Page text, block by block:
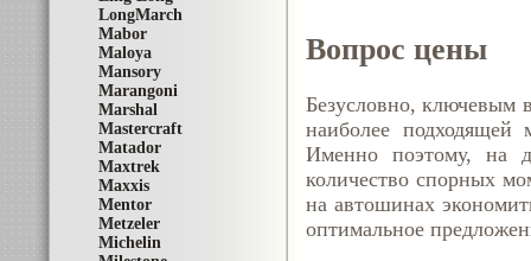
LongMarch
Mabor
Maloya
Mansory
Marangoni
Marshal
Mastercraft
Matador
Maxtrek
Maxxis
Mentor
Metzeler
Michelin
Вопрос цены
Безусловно, ключевым
наиболее
Именно поэтому, на
количество спорных
на автошинах
оптимальное